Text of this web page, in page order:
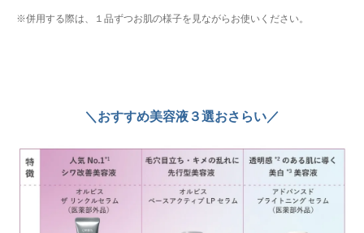
※併用する際は、１品ずつお肌の様子を見ながらお使いください。
＼おすすめ美容液３選おさらい／